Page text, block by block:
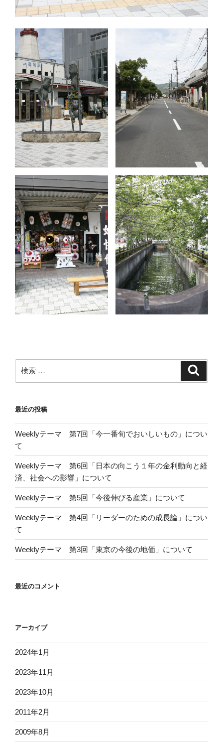
索:
最近の投稿
Weeklyテーマ 第7回「今一番旬でおいしいもの」につい
て
Weeklyテーマ 第6回「日本の向こう１年の金利動向と経
済、社会への影響」について
Weeklyテーマ 第5回「今後伸びる産業」について
Weeklyテーマ 第4回「リーダーのための成長論」につい
て
Weeklyテーマ 第3回「東京の今後の地価」について
最近のコメント
アーカイブ
2024年1月
2023年11月
2023年10月
2011年2月
2009年8月